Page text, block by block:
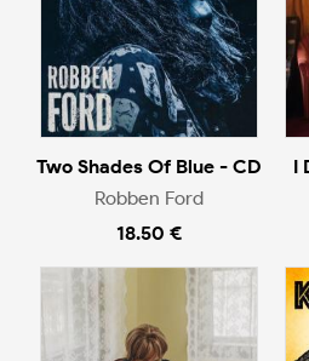
Two Shades Of Blue - CD
Robben Ford
18.50 €
I